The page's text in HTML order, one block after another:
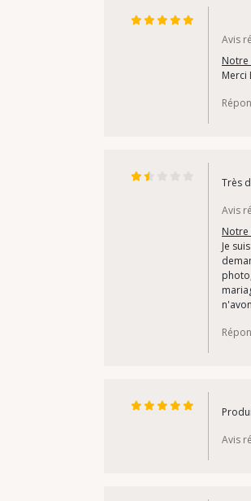
Avis
Notre
Merci
Très
Avis
Notre
Je
Avis